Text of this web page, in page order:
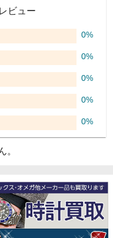
ビュー
0%
0%
0%
0%
0%
。